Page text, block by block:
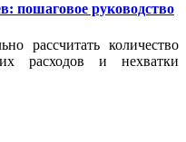
пошаговое руководство
рассчитать количество
расходов и нехватки